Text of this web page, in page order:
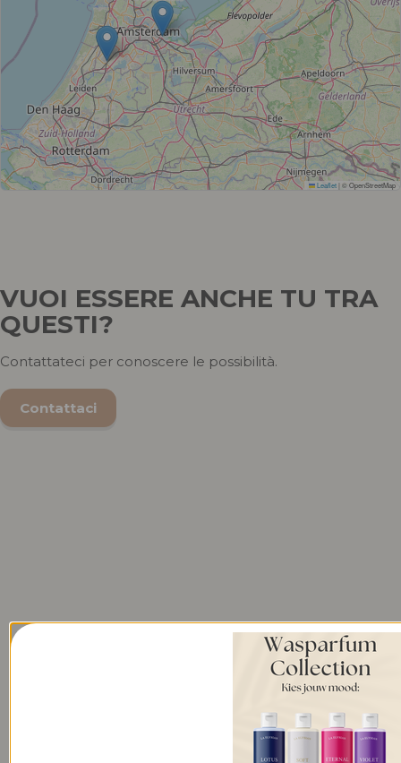
Leaflet|© OpenStreetMap
VUOI ESSERE ANCHE TU TRA
QUESTI?
Contattateci per conoscere le possibilità.
Contattaci